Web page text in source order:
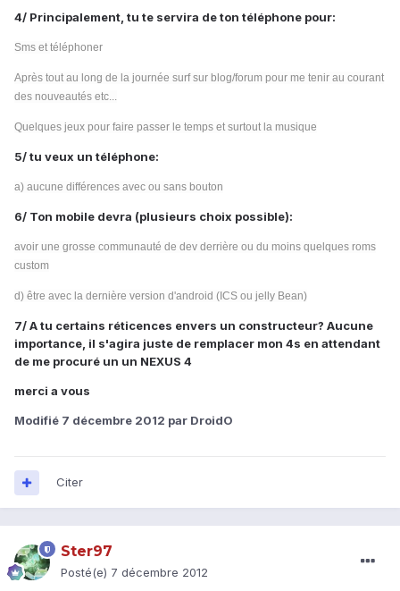
4/ Principalement, tu te servira de ton téléphone pour:
Sms et téléphoner
Après tout au long de la journée surf sur blog/forum pour me tenir au courant
des nouveautés etc...
Quelques jeux pour faire passer le temps et surtout la musique
5/ tu veux un téléphone:
a) aucune différences avec ou sans bouton
6/ Ton mobile devra (plusieurs choix possible):
avoir une grosse communauté de dev derrière ou du moins quelques roms
custom
d) être avec la dernière version d'android (ICS ou jelly Bean)
7/ A tu certains réticences envers un constructeur? Aucune
importance, il s'agira juste de remplacer mon 4s en attendant
de me procuré un un NEXUS 4
merci a vous
Modifié 7 décembre 2012 par DroidO
Citer
Ster97
Posté(e) 7 décembre 2012